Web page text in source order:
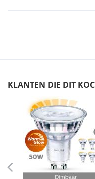
KLANTEN DIE DIT
Skip
carousel